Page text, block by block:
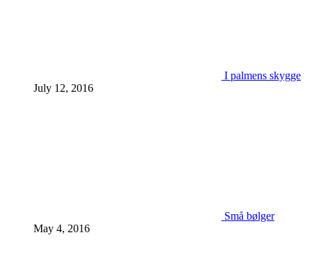
I palmens skygge
July 12, 2016
Små bølger
May 4, 2016